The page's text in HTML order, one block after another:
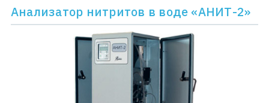
Анализатор нитритов в воде «АНИТ-2»